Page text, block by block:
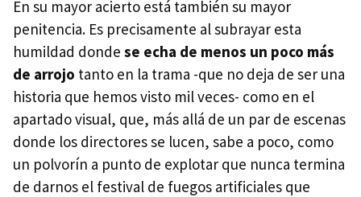
En su mayor acierto está también su mayor
penitencia. Es precisamente al subrayar esta
humildad donde se echa de menos un poco más
de arrojo tanto en la trama -que no deja de ser una
historia que hemos visto mil veces- como en el
apartado visual, que, más allá de un par de escenas
donde los directores se lucen, sabe a poco, como
un polvorín a punto de explotar que nunca termina
de darnos el festival de fuegos artificiales que